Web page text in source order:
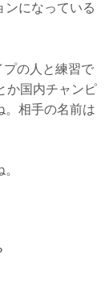
になっている
の人と練習で
か国内チャンピ
。相手の名前は